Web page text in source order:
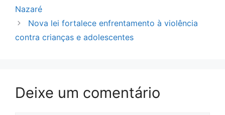
Nazaré
Nova lei fortalece enfrentamento à violência
contra crianças e adolescentes
Deixe um comentário